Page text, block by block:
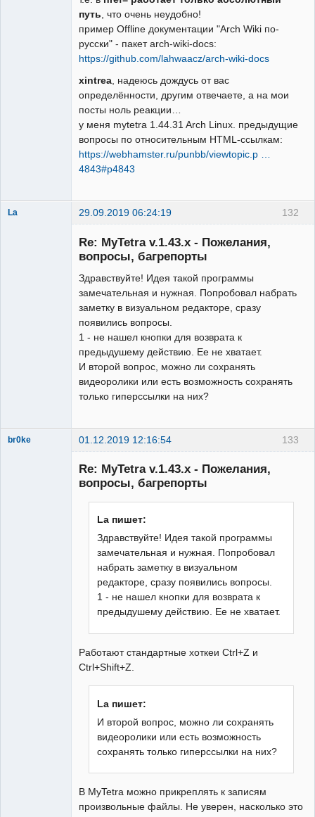
путь, что очень неудобно!
пример Offline документации "Arch Wiki по-
русски" - пакет arch-wiki-docs:
https://github.com/lahwaacz/arch-wiki-docs
xintrea, надеюсь дождусь от вас
определённости, другим отвечаете, а на мои
посты ноль реакции…
у меня mytetra 1.44.31 Arch Linux. предыдущие
вопросы по относительным HTML-ссылкам:
https://webhamster.ru/punbb/viewtopic.p …
4843#p4843
132
La 29.09.2019 06:24:19
Re: MyTetra v.1.43.x - Пожелания,
вопросы, багрепорты
Здравствуйте! Идея такой программы
замечательная и нужная. Попробовал набрать
заметку в визуальном редакторе, сразу
появились вопросы.
1 - не нашел кнопки для возврата к
предыдушему действию. Ее не хватает.
И второй вопрос, можно ли сохранять
видеоролики или есть возможность сохранять
только гиперссылки на них?
133
br0ke 01.12.2019 12:16:54
Re: MyTetra v.1.43.x - Пожелания,
вопросы, багрепорты
La пишет:
Здравствуйте! Идея такой программы
замечательная и нужная. Попробовал
набрать заметку в визуальном
редакторе, сразу появились вопросы.
1 - не нашел кнопки для возврата к
предыдушему действию. Ее не хватает.
Работают стандартные хоткеи Ctrl+Z и
Ctrl+Shift+Z.
La пишет:
И второй вопрос, можно ли сохранять
видеоролики или есть возможность
сохранять только гиперссылки на них?
В MyTetra можно прикреплять к записям
произвольные файлы. Не уверен, насколько это